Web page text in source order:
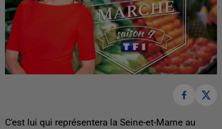
C'est lui qui représentera la Seine-et-Marne au